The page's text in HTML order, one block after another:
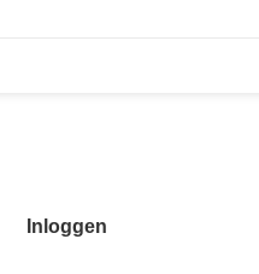
Inloggen